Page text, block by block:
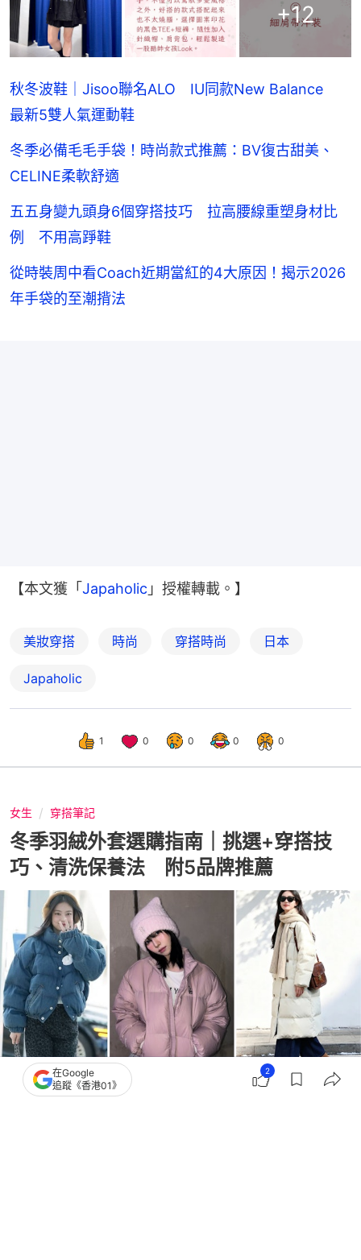
+12
秋冬波鞋｜Jisoo聯名ALO IU同款New Balance
最新5雙人氣運動鞋
冬季必備毛毛手袋！時尚款式推薦：BV復古甜美、
CELINE柔軟舒適
五五身變九頭身6個穿搭技巧 拉高腰線重塑身材比
例 不用高踭鞋
從時裝周中看Coach近期當紅的4大原因！揭示2026
年手袋的至潮揹法
【本文獲「Japaholic 」授權轉載。】
美妝穿搭 時尚 穿搭時尚 日本
Japaholic
1 0 0 0 0
女生 穿搭筆記
冬季羽絨外套選購指南｜挑選+穿搭技
巧、清洗保養法 附5品牌推薦
撰文：JUKSY 街星
在Google
追蹤《香港01》
2